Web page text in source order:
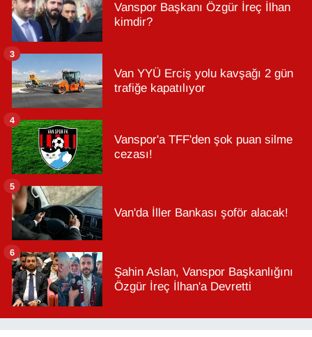
Vanspor Başkanı Özgür İreç İlhan
kimdir?
Van YYÜ Erciş yolu kavşağı 2 gün
trafiğe kapatılıyor
3
Vanspor'a TFF'den şok puan silme
cezası!
4
Van'da İller Bankası şoför alacak!
5
Şahin Aslan, Vanspor Başkanlığını
Özgür İreç İlhan'a Devretti
6